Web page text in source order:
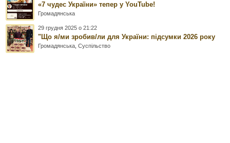
«7 чудес України» тепер у YouTube!
Громадянська
29 грудня 2025 о 21:22
"Що я/ми зробив/ли для України: підсумки 2026 року
Громадянська ,Суспільство